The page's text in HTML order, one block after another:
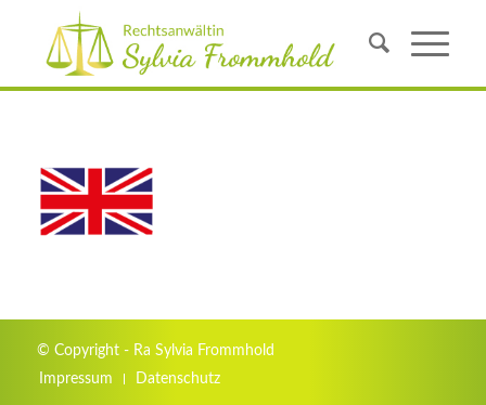
© Copyright - Ra Sylvia Frommhold
Impressum
Datenschutz